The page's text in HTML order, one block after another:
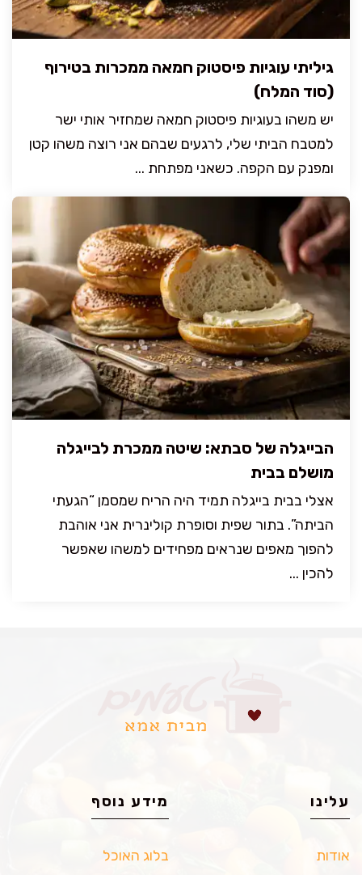
גיליתי עוגיות פיסטוק חמאה ממכרות בטירוף
(סוד המלח)
יש משהו בעוגיות פיסטוק חמאה שמחזיר אותי ישר
למטבח הביתי שלי, לרגעים שבהם אני רוצה משהו קטן
ומפנק עם הקפה. כשאני מפתחת ...
הבייגלה של סבתא: שיטה ממכרת לבייגלה
מושלם בבית
אצלי בבית בייגלה תמיד היה הריח שמסמן “הגעתי
הביתה”. בתור שפית וסופרת קולינרית אני אוהבת
להפוך מאפים שנראים מפחידים למשהו שאפשר
להכין ...
עלינו
אודות
מידע נוסף
בלוג האוכל